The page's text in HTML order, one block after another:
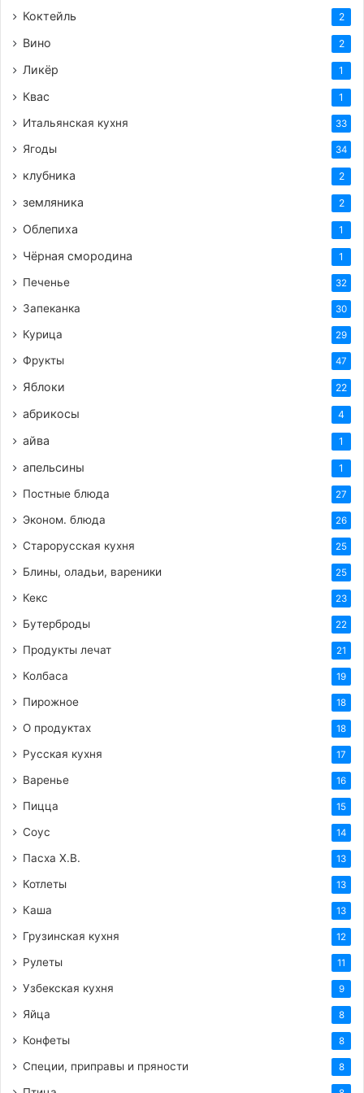
воды или выбирайте рис, который хорошо
морковь до более темного, но не горелого
цвета. Это придаст зирваку (основе плова)
более глубокий вкус.
аромат лучше проникал в рис.
Шавля – это блюдо, которое прекрасно
сочетается с салатами из свежих овощей,
например, с ташкентским салатом из
распределяет тепло. Это может быть чугунная
сковорода, утятница или кастрюля.
Важно не перемешивать шавлю во время
Перемешивать следует только перед подачей.
Шавля – это блюдо, которое становится еще
ароматы успевают хорошо пропитать рис.
Поэтому, если у вас остались излишки, не
стесняйтесь разогреть их на следующий день.
или индейку вместо красного мяса. В этом
случае время приготовления мяса будет
меньше.
Некоторые хозяйки добавляют в шавлю
кислинки и более насыщенного цвета. Это
также отличный способ обогатить вкус.
праздничный вид, можно украсить ее
дольками вареного яйца или свежими зернами
результат того стоит – сытное, ароматное и
согревающее блюдо, которое обязательно
Коктейль 2
Вино 2
Ликёр 1
Квас 1
Итальянская кухня 33
Ягоды 34
клубника 2
земляника 2
Облепиха 1
Чёрная смородина 1
Печенье 32
Запеканка 30
Курица 29
Фрукты 47
Яблоки 22
абрикосы 4
айва 1
апельсины 1
Постные блюда 27
Эконом. блюда 26
Старорусская кухня 25
Блины, оладьи, вареники 25
Кекс 23
Бутерброды 22
Продукты лечат 21
Колбаса 19
Пирожное 18
О продуктах 18
Русская кухня 17
Варенье 16
Пицца 15
Соус 14
Пасха Х.В. 13
Котлеты 13
Каша 13
Грузинская кухня 12
Рулеты 11
Узбекская кухня 9
Яйца 8
Конфеты 8
Специи, приправы и пряности 8